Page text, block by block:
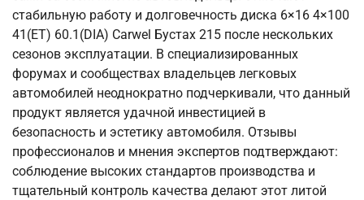
стабильную работу и долговечность диска 6×16 4×100
41(ET) 60.1(DIA) Carwel Бустах 215 после нескольких
сезонов эксплуатации. В специализированных
форумах и сообществах владельцев легковых
автомобилей неоднократно подчеркивали, что данный
продукт является удачной инвестицией в
безопасность и эстетику автомобиля. Отзывы
профессионалов и мнения экспертов подтверждают:
соблюдение высоких стандартов производства и
тщательный контроль качества делают этот литой